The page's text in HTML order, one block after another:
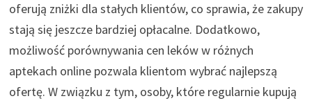
oferują zniżki dla stałych klientów, co sprawia, że zakupy
stają się jeszcze bardziej opłacalne. Dodatkowo,
możliwość porównywania cen leków w różnych
aptekach online pozwala klientom wybrać najlepszą
ofertę. W związku z tym, osoby, które regularnie kupują